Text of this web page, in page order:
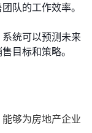
队的工作效率。
统可以预测未来
目标和策略。
够为房地产企业